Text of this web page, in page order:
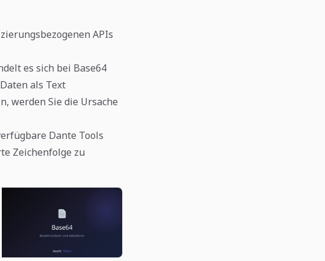
APIs
es sich bei Base64
als Text
werden Sie die Ursache
Dante Tools
Zeichenfolge zu